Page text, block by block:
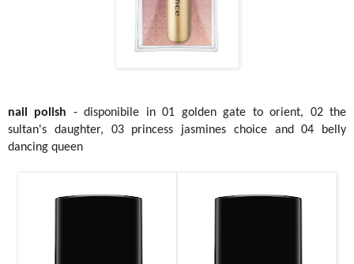
nail polish - disponibile in 01 golden gate to orient, 02 the
sultan's daughter, 03 princess jasmines choice and 04 belly
dancing queen